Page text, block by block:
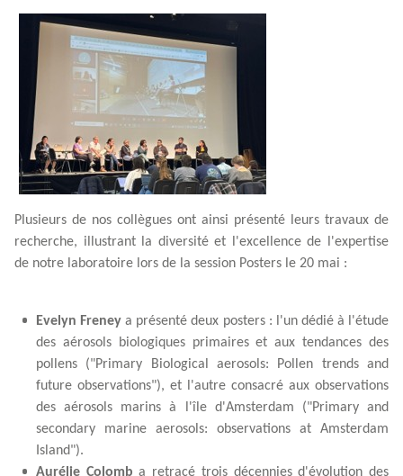
Plusieurs de nos collègues ont ainsi présenté leurs travaux de
recherche, illustrant la diversité et l'excellence de l'expertise
de notre laboratoire lors de la session Posters le 20 mai :
Evelyn Freney a présenté deux posters : l'un dédié à l'étude
des aérosols biologiques primaires et aux tendances des
pollens ("Primary Biological aerosols: Pollen trends and
future observations"), et l'autre consacré aux observations
des aérosols marins à l'île d'Amsterdam ("Primary and
secondary marine aerosols: observations at Amsterdam
Island").
Aurélie Colomb a retracé trois décennies d'évolution des